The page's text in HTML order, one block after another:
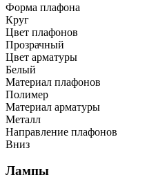
Форма плафона
Круг
Цвет плафонов
Прозрачный
Цвет арматуры
Белый
Материал плафонов
Полимер
Материал арматуры
Металл
Направление плафонов
Вниз
Лампы